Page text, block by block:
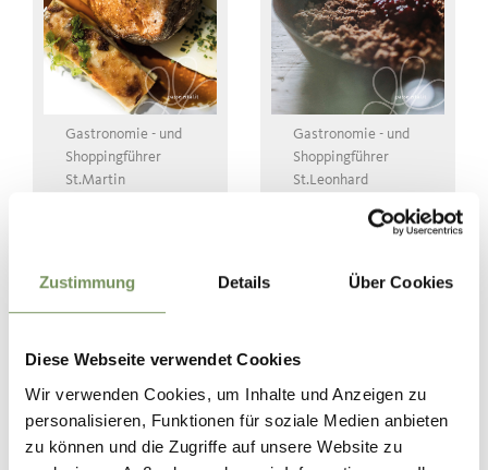
Zustimmung Details Über Cookies
Diese Webseite verwendet Cookies
Wir verwenden Cookies, um Inhalte und Anzeigen zu
personalisieren, Funktionen für soziale Medien anbieten
zu können und die Zugriffe auf unsere Website zu
Gastronomie - und
Shoppingführer
St.Martin
Gastronomie - und
Shoppingführer
St.Leonhard
Themen-und
Erlebniswege